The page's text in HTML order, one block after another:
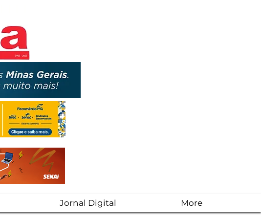
Jornal Digital More